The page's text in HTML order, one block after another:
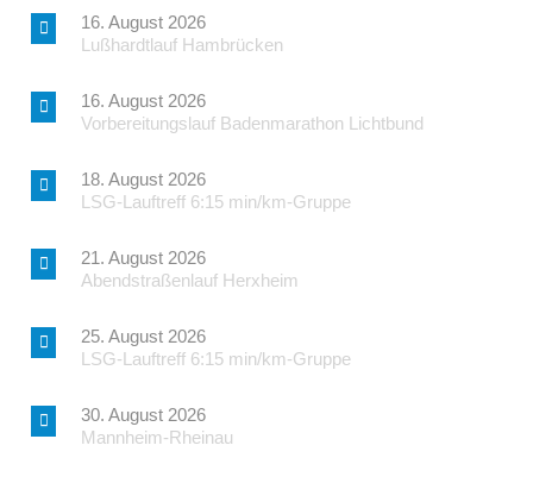
16. August 2026
Lußhardtlauf Hambrücken
16. August 2026
Vorbereitungslauf Badenmarathon Lichtbund
18. August 2026
LSG-Lauftreff 6:15 min/km-Gruppe
21. August 2026
Abendstraßenlauf Herxheim
25. August 2026
LSG-Lauftreff 6:15 min/km-Gruppe
30. August 2026
Mannheim-Rheinau